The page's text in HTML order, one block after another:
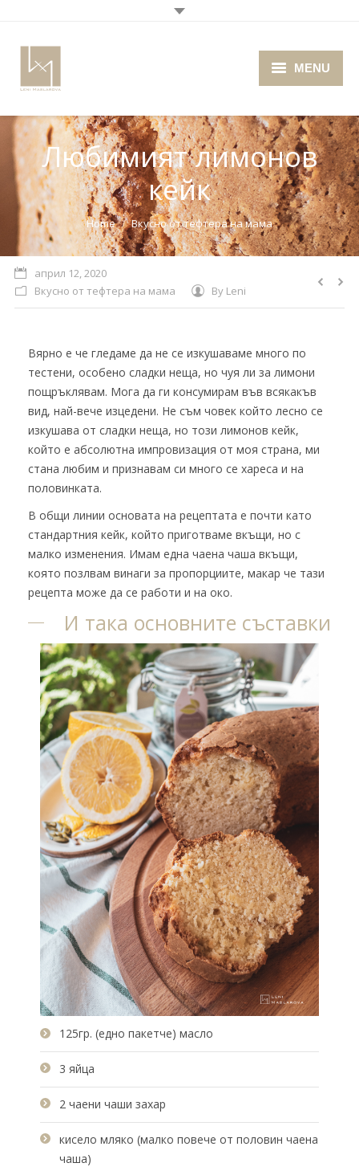
MENU
Home
About me
Portfolio
Blog
Photo Cafe
Retro Camera Museum
Любимият лимонов
кейк
You are here:
Home Вкусно от тефтера на мама
април 12, 2020
Вкусно от тефтера на мама
By Leni
Вярно е че гледаме да не се изкушаваме много по
тестени, особено сладки неща, но чуя ли за лимони
пощръклявам. Мога да ги консумирам във всякакъв
вид, най-вече изцедени. Не съм човек който лесно се
изкушава от сладки неща, но този лимонов кейк,
който е абсолютна импровизация от моя страна, ми
стана любим и признавам си много се хареса и на
половинката.
В общи линии основата на рецептата е почти като
стандартния кейк, който приготваме вкъщи, но с
малко изменения. Имам една чаена чаша вкъщи,
която позлвам винаги за пропорциите, макар че тази
рецепта може да се работи и на око.
И така основните съставки
125гр. (едно пакетче) масло
3 яйца
2 чаени чаши захар
кисело мляко (малко повече от половин чаена
чаша)